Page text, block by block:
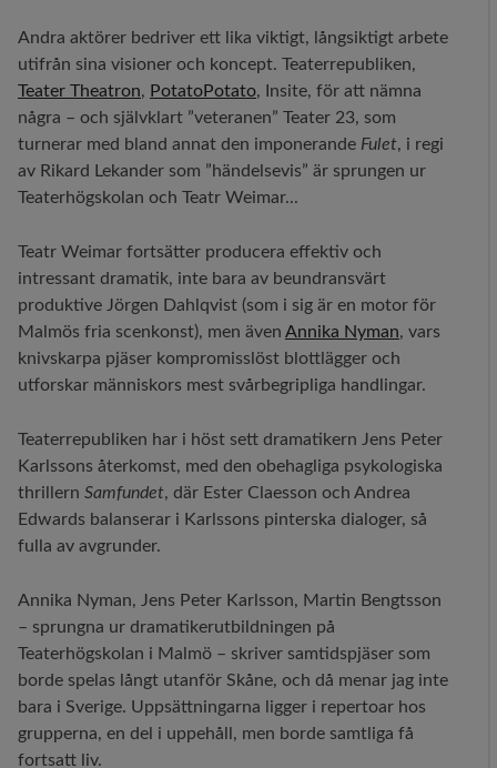
Andra aktörer bedriver ett lika viktigt, långsiktigt arbete
utifrån sina visioner och koncept. Teaterrepubliken,
Teater Theatron, PotatoPotato, Insite, för att nämna
några – och självklart ”veteranen” Teater 23, som
turnerar med bland annat den imponerande Fulet, i regi
av Rikard Lekander som ”händelsevis” är sprungen ur
Teaterhögskolan och Teatr Weimar...
Teatr Weimar fortsätter producera effektiv och
intressant dramatik, inte bara av beundransvärt
produktive Jörgen Dahlqvist (som i sig är en motor för
Malmös fria scenkonst), men även Annika Nyman, vars
knivskarpa pjäser kompromisslöst blottlägger och
utforskar människors mest svårbegripliga handlingar.
Teaterrepubliken har i höst sett dramatikern Jens Peter
Karlssons återkomst, med den obehagliga psykologiska
thrillern Samfundet, där Ester Claesson och Andrea
Edwards balanserar i Karlssons pinterska dialoger, så
fulla av avgrunder.
Annika Nyman, Jens Peter Karlsson, Martin Bengtsson
– sprungna ur dramatikerutbildningen på
Teaterhögskolan i Malmö – skriver samtidspjäser som
borde spelas långt utanför Skåne, och då menar jag inte
bara i Sverige. Uppsättningarna ligger i repertoar hos
grupperna, en del i uppehåll, men borde samtliga få
fortsatt liv.